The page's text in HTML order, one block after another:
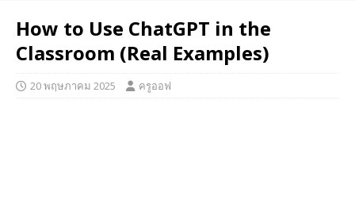
How to Use ChatGPT in the
Classroom (Real Examples)
20 พฤษภาคม 2025 ครูออฟ